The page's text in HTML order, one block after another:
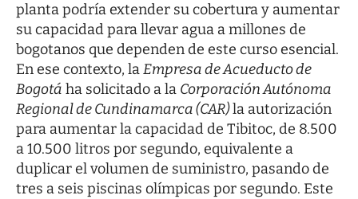
planta podría extender su cobertura y aumentar
su capacidad para llevar agua a millones de
bogotanos que dependen de este curso esencial.
En ese contexto, laEmpresa de Acueducto de
Bogotá ha solicitado a la Corporación Autónoma
Regional de Cundinamarca (CAR)la autorización
para aumentar la capacidad de Tibitoc, de 8.500
a 10.500 litros por segundo, equivalente a
duplicar el volumen de suministro, pasando de
tres a seis piscinas olímpicas por segundo. Este